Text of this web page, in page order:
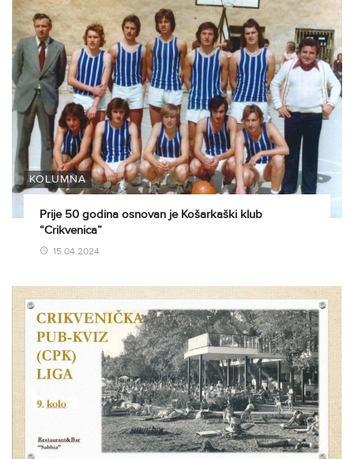
KOLUMNA
Prije 50 godina osnovan je Košarkaški klub
“Crikvenica”
15.04.2024